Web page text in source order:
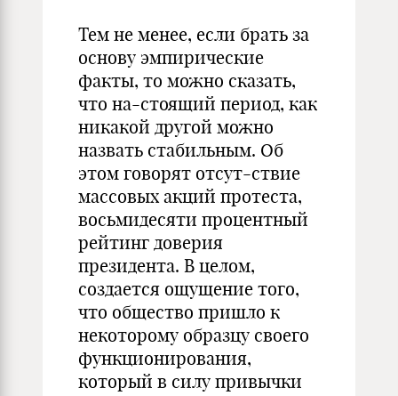
Тем не менее, если брать за
основу эмпирические
факты, то можно сказать,
что на-стоящий период, как
никакой другой можно
назвать стабильным. Об
этом говорят отсут-ствие
массовых акций протеста,
восьмидесяти процентный
рейтинг доверия
президента. В целом,
создается ощущение того,
что общество пришло к
некоторому образцу своего
функционирования,
который в силу привычки